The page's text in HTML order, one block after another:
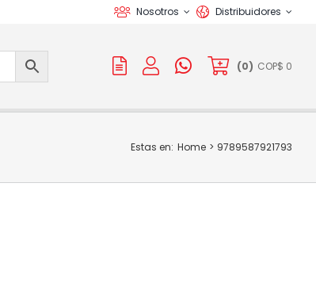
Nosotros Distribuidores
(0) COP$ 0
Estas en: Home 9789587921793